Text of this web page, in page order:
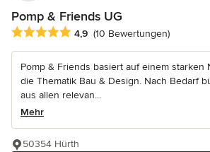
Pomp & Friends UG
Durchschnittliche Bewertung: 4.9 von 5
4,9 (10 Bewertungen)
Pomp & Friends basiert auf einem starken
die Thematik Bau & Design. Nach Bedarf
aus allen relevan...
Mehr
50354 Hürth